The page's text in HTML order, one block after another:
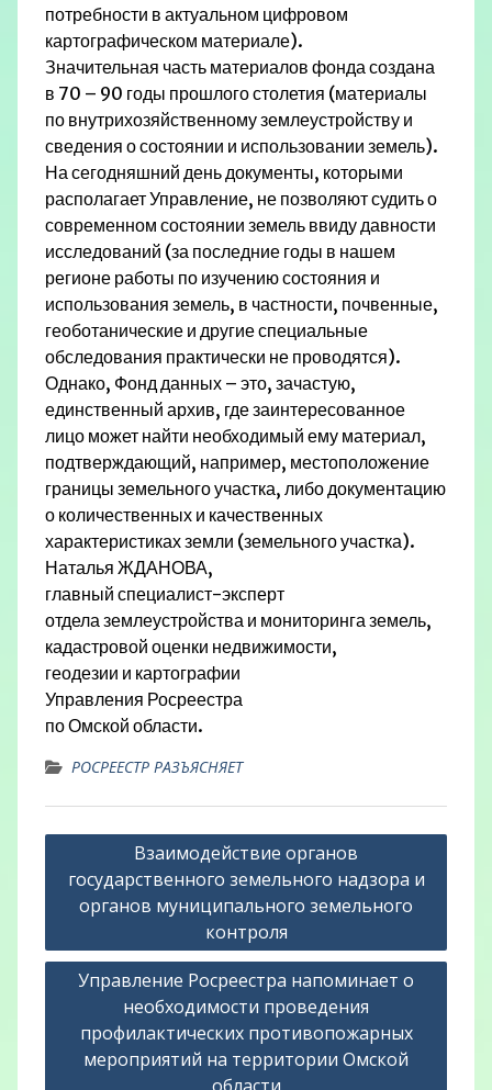
потребности в актуальном цифровом
картографическом материале).
Значительная часть материалов фонда создана
в 70 – 90 годы прошлого столетия (материалы
по внутрихозяйственному землеустройству и
сведения о состоянии и использовании земель).
На сегодняшний день документы, которыми
располагает Управление, не позволяют судить о
современном состоянии земель ввиду давности
исследований (за последние годы в нашем
регионе работы по изучению состояния и
использования земель, в частности, почвенные,
геоботанические и другие специальные
обследования практически не проводятся).
Однако, Фонд данных – это, зачастую,
единственный архив, где заинтересованное
лицо может найти необходимый ему материал,
подтверждающий, например, местоположение
границы земельного участка, либо документацию
о количественных и качественных
характеристиках земли (земельного участка).
Наталья ЖДАНОВА,
главный специалист-эксперт
отдела землеустройства и мониторинга земель,
кадастровой оценки недвижимости,
геодезии и картографии
Управления Росреестра
по Омской области.
РОСРЕЕСТР РАЗЪЯСНЯЕТ
Навигация
записям
Взаимодействие органов
государственного земельного надзора и
органов муниципального земельного
контроля
Управление Росреестра напоминает о
необходимости проведения
профилактических противопожарных
мероприятий на территории Омской
области